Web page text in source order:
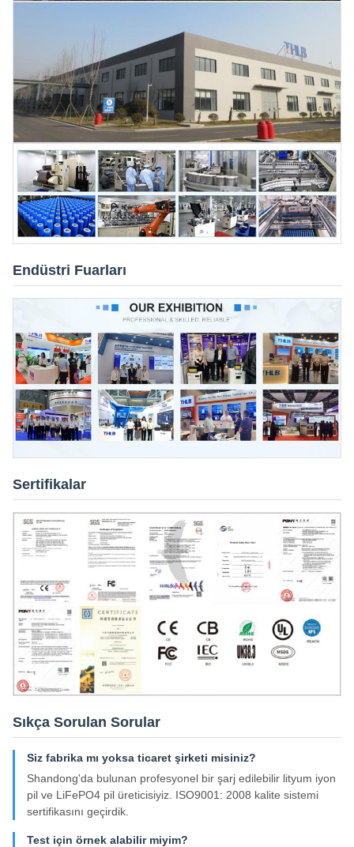
Endüstri Fuarları
Sertifikalar
Sıkça Sorulan Sorular
Siz fabrika mı yoksa ticaret şirketi misiniz?
Shandong'da bulunan profesyonel bir şarj edilebilir lityum iyon
pil ve LiFePO4 pil üreticisiyiz. ISO9001: 2008 kalite sistemi
sertifikasını geçirdik.
Test için örnek alabilir miyim?